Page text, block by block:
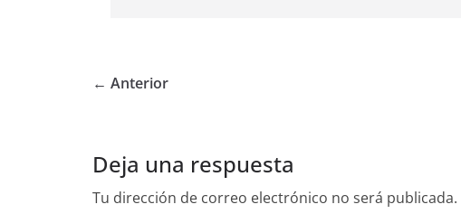
← Anterior
Deja una respuesta
Tu dirección de correo electrónico no será publicada.